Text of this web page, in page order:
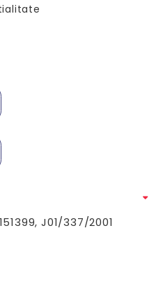
J01/337/2001